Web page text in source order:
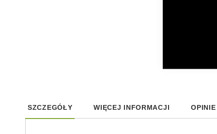
the
beginning
SZCZEGÓŁY WIĘCEJ INFORMACJI OPINIE